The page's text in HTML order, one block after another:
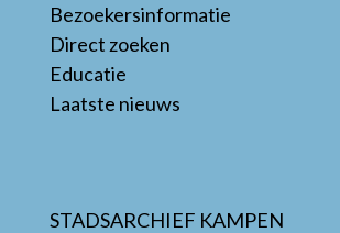
Bezoekersinformatie
Direct zoeken
Educatie
Laatste nieuws
STADSARCHIEF KAMPEN